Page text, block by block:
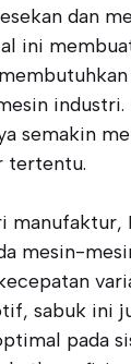
dan
ini
semakin
tertentu.
manufaktur,
mesin-
sabuk ini
pada